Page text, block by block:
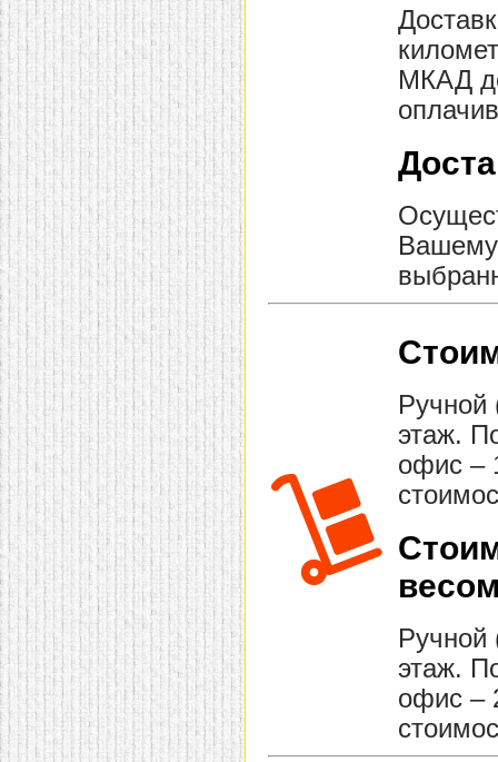
МКАД
Вашему
этаж.
офис –
этаж.
офис –